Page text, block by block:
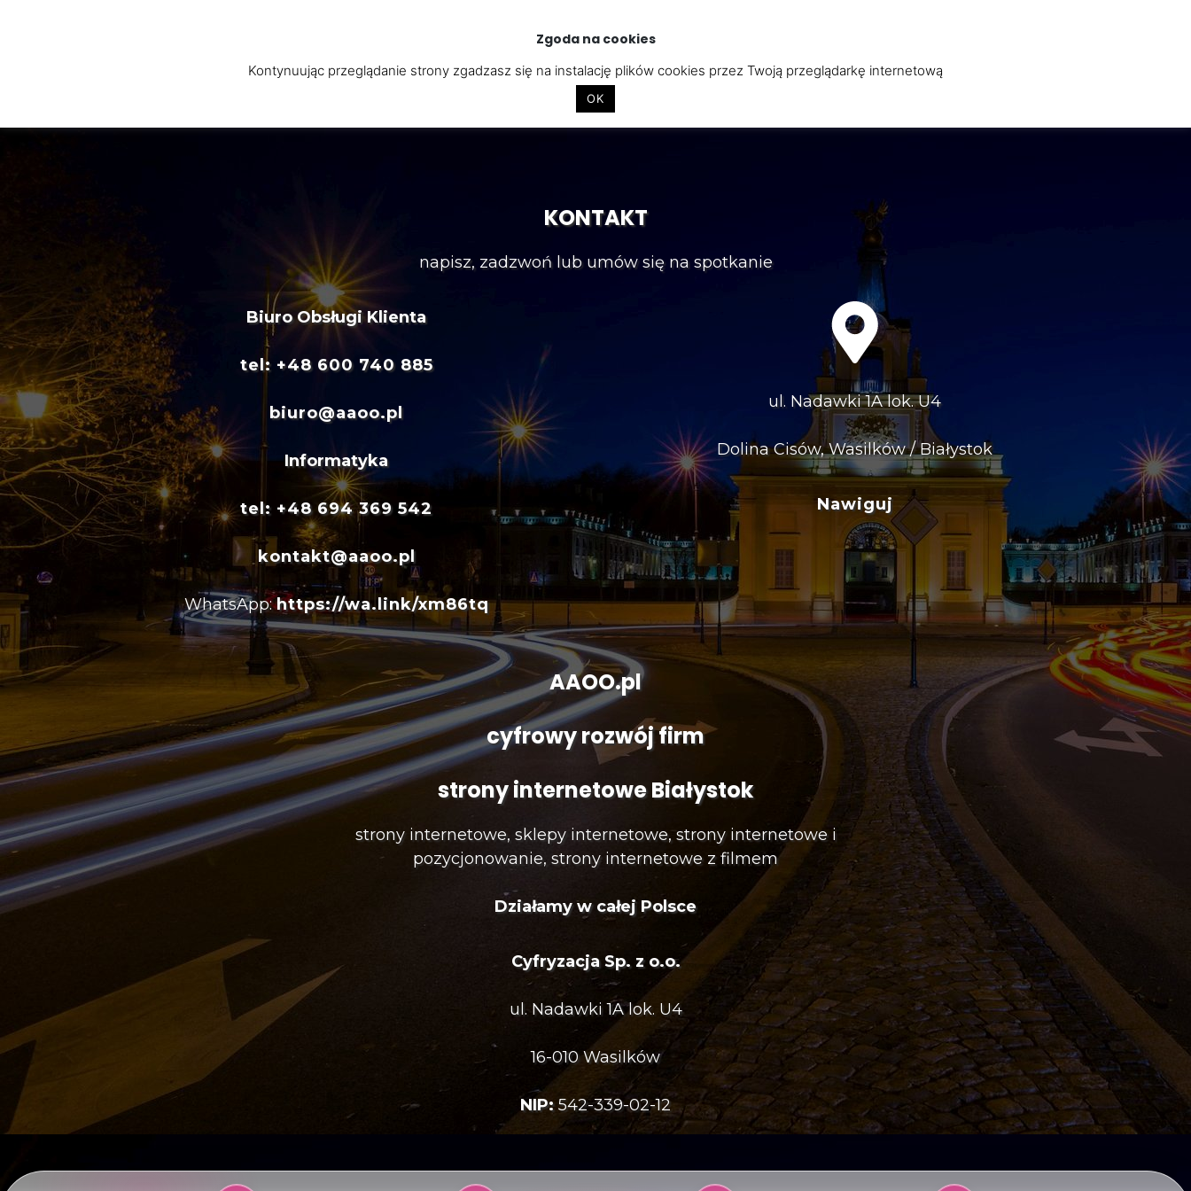
KONTAKT
napisz, zadzwoń lub umów się na spotkanie
Biuro Obsługi Klienta
tel: +48 600 740 885
biuro@aaoo.pl
Informatyka
tel: +48 694 369 542
kontakt@aaoo.pl
WhatsApp:https://wa.link/xm86tq
ul. Nadawki 1A lok. U4
Dolina Cisów, Wasilków / Białystok
Nawiguj
AAOO.pl
cyfrowy rozwój firm
strony internetowe Białystok
strony internetowe, sklepy internetowe, strony internetowe i
pozycjonowanie, strony internetowe z filmem
Działamy w całej Polsce
Cyfryzacja Sp. z o.o.
ul. Nadawki 1A lok. U4
16-010 Wasilków
NIP:542-339-02-12
Zgoda na cookies
Kontynuując przeglądanie strony zgadzasz się na instalację plików cookies przez Twoją przeglądarkę internetową
OK